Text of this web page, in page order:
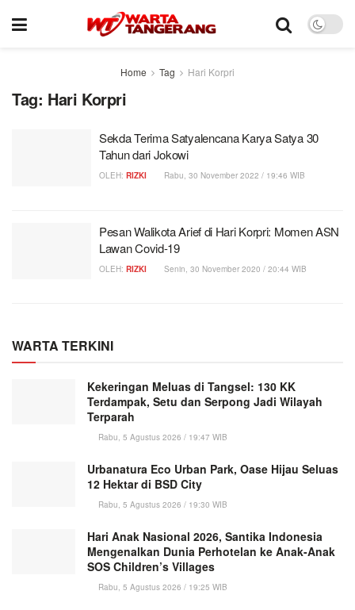
Home Tag Hari Korpri
Tag: Hari Korpri
Sekda Terima Satyalencana Karya Satya 30
Tahun dari Jokowi
OLEH: RIZKI Rabu, 30 November 2022 / 19:46 WIB
Pesan Walikota Arief di Hari Korpri: Momen ASN
Lawan Covid-19
OLEH: RIZKI Senin, 30 November 2020 / 20:44 WIB
WARTA TERKINI
Kekeringan Meluas di Tangsel: 130 KK
Terdampak, Setu dan Serpong Jadi Wilayah
Terparah
Rabu, 5 Agustus 2026 / 19:47 WIB
Urbanatura Eco Urban Park, Oase Hijau Seluas
12 Hektar di BSD City
Rabu, 5 Agustus 2026 / 19:30 WIB
Hari Anak Nasional 2026, Santika Indonesia
Mengenalkan Dunia Perhotelan ke Anak-Anak
SOS Children’s Villages
Rabu, 5 Agustus 2026 / 19:25 WIB